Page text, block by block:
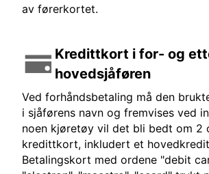
av førerkortet.
Kredittkort i for- og
hovedsjåføren
Ved forhåndsbetaling må den
i sjåførens navn og fremvises ved
noen kjøretøy vil det bli bedt om 2
kredittkort, inkludert et
Betalingskort med ordene "debit